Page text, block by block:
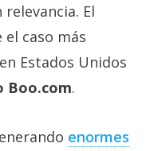
El
el caso más
Estados Unidos
Boo.com.
enormes